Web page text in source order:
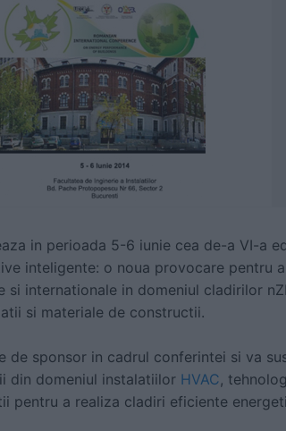
in perioada 5-6 iunie cea de-a VI-a
inteligente: o noua provocare pentru
internationale in domeniul cladirilor
si materiale de constructii.
sponsor in cadrul conferintei si va
din domeniul instalatiilor HVAC,
pentru a realiza cladiri eficiente